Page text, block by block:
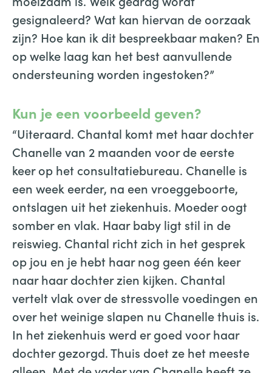
gesignaleerd? Wat kan hiervan de oorzaak
zijn? Hoe kan ik dit bespreekbaar maken? En
op welke laag kan het best aanvullende
ondersteuning worden ingestoken?”
Kun je een voorbeeld geven?
“Uiteraard. Chantal komt met haar dochter
Chanelle van 2 maanden voor de eerste
keer op het consultatiebureau. Chanelle is
een week eerder, na een vroeggeboorte,
ontslagen uit het ziekenhuis. Moeder oogt
somber en vlak. Haar baby ligt stil in de
reiswieg. Chantal richt zich in het gesprek
op jou en je hebt haar nog geen één keer
naar haar dochter zien kijken. Chantal
vertelt vlak over de stressvolle voedingen en
over het weinige slapen nu Chanelle thuis is.
In het ziekenhuis werd er goed voor haar
dochter gezorgd. Thuis doet ze het meeste